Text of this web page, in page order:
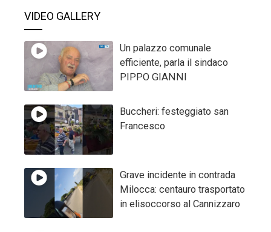
VIDEO GALLERY
Un palazzo comunale
efficiente, parla il sindaco
PIPPO GIANNI
Buccheri: festeggiato san
Francesco
Grave incidente in contrada
Milocca: centauro trasportato
in elisoccorso al Cannizzaro